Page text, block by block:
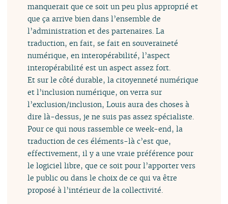
manquerait que ce soit un peu plus approprié et
que ça arrive bien dans l’ensemble de
l’administration et des partenaires. La
traduction, en fait, se fait en souveraineté
numérique, en interopérabilité, l’aspect
interopérabilité est un aspect assez fort.
Et sur le côté durable, la citoyenneté numérique
et l’inclusion numérique, on verra sur
l’exclusion/inclusion, Louis aura des choses à
dire là-dessus, je ne suis pas assez spécialiste.
Pour ce qui nous rassemble ce week-end, la
traduction de ces éléments-là c’est que,
effectivement, il y a une vraie préférence pour
le logiciel libre, que ce soit pour l’apporter vers
le public ou dans le choix de ce qui va être
proposé à l’intérieur de la collectivité.